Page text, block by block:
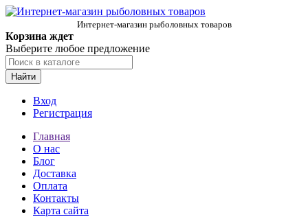
Интернет-магазин рыболовных товаров
Корзина ждет
Выберите любое предложение
Найти
Вход
Регистрация
Главная
О нас
Блог
Доставка
Оплата
Контакты
Карта сайта